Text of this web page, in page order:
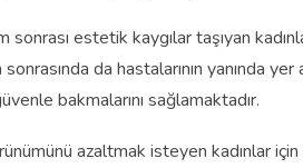
estetik kaygılar taşıyan
da hastalarının yanında
bakmalarını sağlamaktadır.
azaltmak isteyen kadınlar